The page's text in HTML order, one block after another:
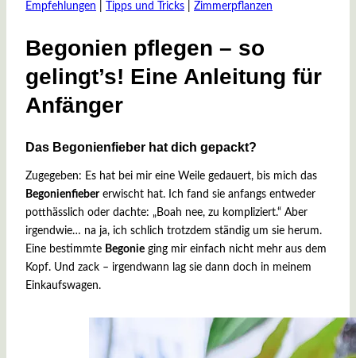
Empfehlungen
Tipps und Tricks Zimmerpflanzen
Begonien pflegen – so
gelingt’s! Eine Anleitung für
Anfänger
Vonpflanzenjunkie
13.
202513.
Mai
2025
Das Begonienfieber hat dich gepackt?
Zugegeben: Es hat bei mir eine Weile gedauert, bis mich das
Begonienfiebererwischt hat. Ich fand sie anfangs entweder
potthässlich oder dachte: „Boah nee, zu kompliziert.“ Aber
irgendwie… na ja, ich schlich trotzdem ständig um sie herum.
Eine bestimmte Begonie ging mir einfach nicht mehr aus dem
Kopf. Und zack – irgendwann lag sie dann doch in meinem
Einkaufswagen.